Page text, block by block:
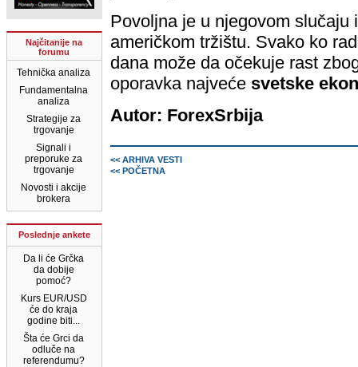
Najčitanije na
forumu
Tehnička analiza
Fundamentalna
analiza
Strategije za
trgovanje
Signali i
preporuke za
trgovanje
Novosti i akcije
brokera
Poslednje ankete
Da li će Grčka
da dobije
pomoć?
Kurs EUR/USD
će do kraja
godine biti...
Šta će Grci da
odluče na
referendumu?
Povoljna je u njegovom
američkom tržištu. Svako ko
dana može da očekuje rast
oporavka najveće svetske
Autor: ForexSrbija
<< ARHIVA VESTI
<< POČETNA